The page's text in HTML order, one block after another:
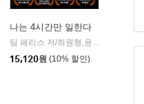
나는 4시간만 일한다
팀 페리스 저/최원형,윤동준 공역
15,120원 (10% 할인)